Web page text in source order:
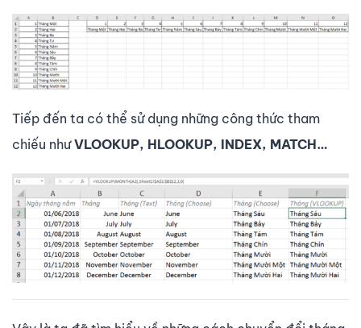
Tiếp đến ta có thể sử dụng những công thức tham
chiếu nhưVLOOKUP, HLOOKUP, INDEX, MATCH…